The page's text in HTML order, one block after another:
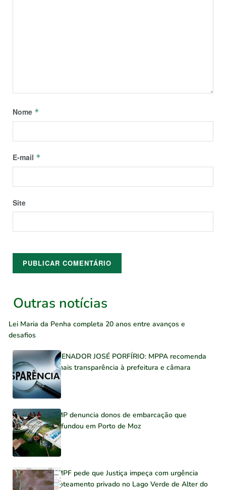
Nome *
E-mail *
Site
Outras notícias
Lei Maria da Penha completa 20 anos entre avanços e
desafios
SENADOR JOSÉ PORFÍRIO: MPPA recomenda
mais transparência à prefeitura e câmara
MP denuncia donos de embarcação que
afundou em Porto de Moz
MPF pede que Justiça impeça com urgência
loteamento privado no Lago Verde de Alter do